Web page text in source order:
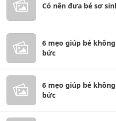
Có nên đưa bé sơ
6 mẹo giúp bé
bức
6 mẹo giúp bé
bức